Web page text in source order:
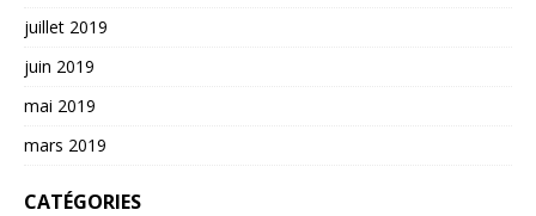
juillet 2019
juin 2019
mai 2019
mars 2019
CATÉGORIES